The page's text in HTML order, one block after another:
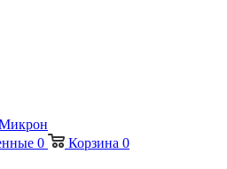
0 Корзина 0